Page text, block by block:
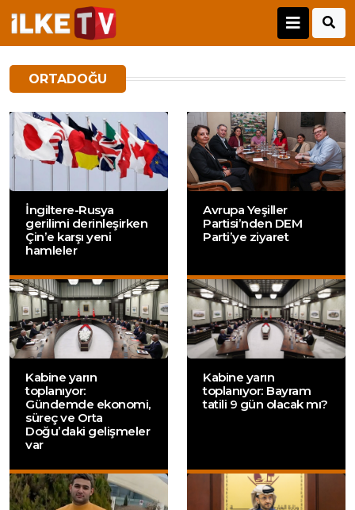
ORTADOĞU
İngiltere-Rusya
gerilimi derinleşirken
Çin’e karşı yeni
hamleler
Avrupa Yeşiller
Partisi’nden DEM
Parti’ye ziyaret
Kabine yarın
toplanıyor:
Gündemde ekonomi,
süreç ve Orta
Doğu’daki gelişmeler
var
Kabine yarın
toplanıyor: Bayram
tatili 9 gün olacak mı?